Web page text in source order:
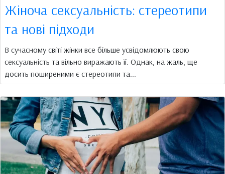
Жіноча сексуальність: стереотипи
та нові підходи
В сучасному світі жінки все більше усвідомлюють свою
сексуальність та вільно виражають її. Однак, на жаль, ще
досить поширеними є стереотипи та...